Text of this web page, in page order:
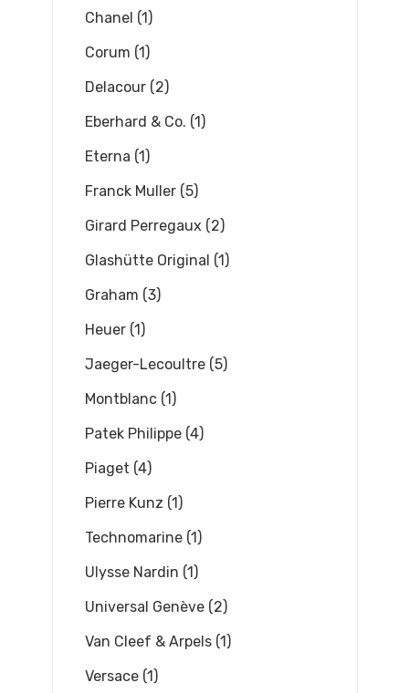
Chanel (1)
Corum (1)
Delacour (2)
Eberhard & Co. (1)
Eterna (1)
Franck Muller (5)
Girard Perregaux (2)
Glashütte Original (1)
Graham (3)
Heuer (1)
Jaeger-Lecoultre (5)
Montblanc (1)
Patek Philippe (4)
Piaget (4)
Pierre Kunz (1)
Technomarine (1)
Ulysse Nardin (1)
Universal Genève (2)
Van Cleef & Arpels (1)
Versace (1)